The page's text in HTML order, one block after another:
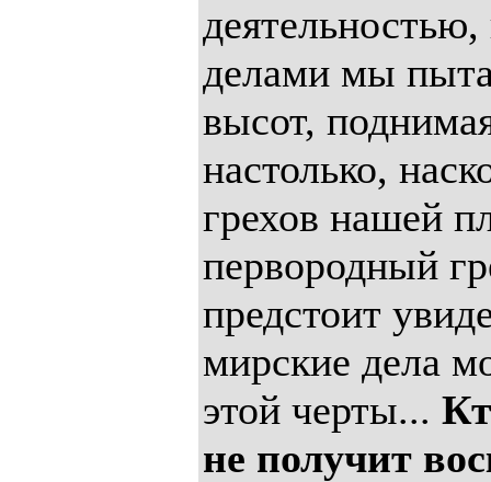
делами мы
высот,
настолько,
грехов нашей
первородный
предстоит
мирские дела
этой черты...
не получит